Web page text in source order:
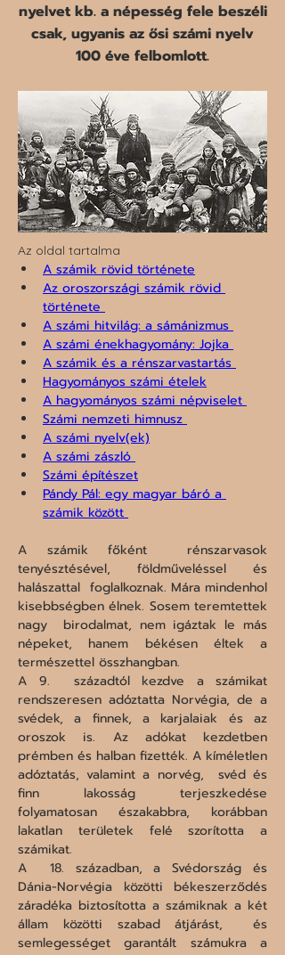
nyelvet kb. a népesség fele beszéli
csak, ugyanis az ősi számi nyelv
100 éve felbomlott.
Az oldal tartalma
A számik rövid története
Az oroszországi számik rövid
története
A számi hitvilág: a sámánizmus
A számi énekhagyomány: Jojka
A számik és a rénszarvastartás
Hagyományos számi ételek
A hagyományos számi népviselet
Számi nemzeti himnusz
A számi nyelv(ek)
A számi zászló
Számi építészet
Pándy Pál: egy magyar báró a
számik között
A számik főként  rénszarvasok
tenyésztésével, földműveléssel és
halászattal  foglalkoznak. Mára mindenhol
kisebbségben élnek. Sosem teremtettek
nagy  birodalmat, nem igáztak le más
népeket, hanem békésen éltek a
természettel összhangban.
A 9.  századtól kezdve a számikat
rendszeresen adóztatta Norvégia, de a
svédek, a finnek, a karjalaiak és az
oroszok is. Az adókat kezdetben
prémben és halban fizették. A kíméletlen
adóztatás, valamint a norvég,  svéd és
finn lakosság terjeszkedése
folyamatosan északabbra, korábban
lakatlan területek felé szorította a
számikat.
A  18. században, a Svédország és
Dánia-Norvégia közötti békeszerződés
záradéka biztosította a számiknak a két
állam közötti szabad átjárást,  és
semlegességet garantált számukra a